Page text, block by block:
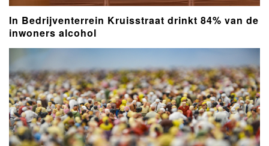
In Bedrijventerrein Kruisstraat drinkt 84% van de
inwoners alcohol